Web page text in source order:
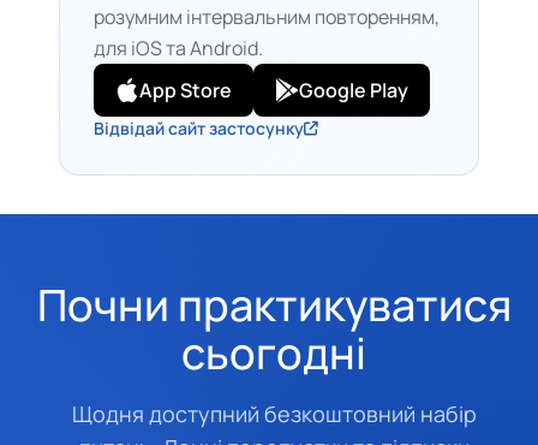
розумним інтервальним повторенням,
для iOS та Android.
App Store
Google Play
Відвідай сайт застосунку
Почни практикуватися
сьогодні
Щодня доступний безкоштовний набір